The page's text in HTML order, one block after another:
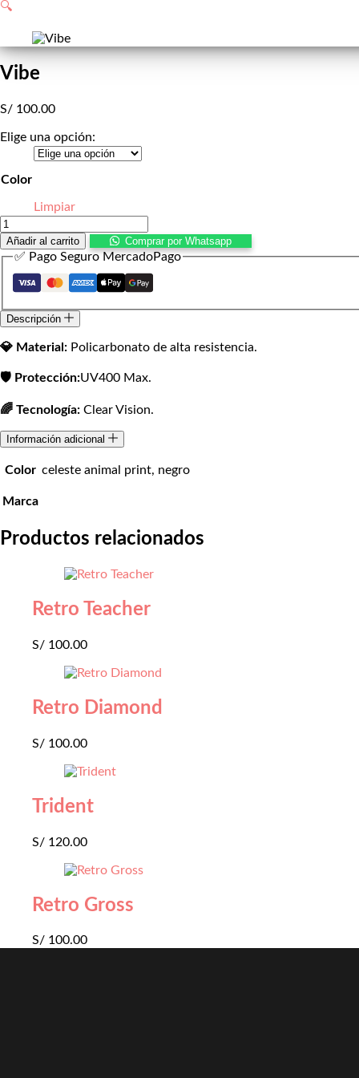
🔍
Vibe
S/ 100.00
Elige una opción:
Color
Limpiar
Vibe
cantidad
Añadir al carrito Comprar por Whatsapp
✅ Pago Seguro MercadoPago
Descripción
💎 Material: Policarbonato de alta resistencia.
🛡️ Protección:UV400 Max.
🌈 Tecnología: Clear Vision.
Información adicional
Color celeste animal print, negro
Marca
Productos relacionados
Retro Teacher
S/ 100.00
Retro Diamond
S/ 100.00
Trident
S/ 120.00
Retro Gross
S/ 100.00